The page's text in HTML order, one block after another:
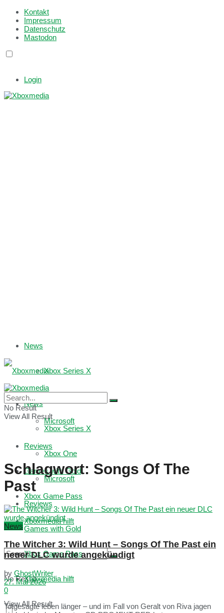
Kontakt
Impressum
Datenschutz
Mastodon
Login
News
Xbox Series X
Microsoft
Reviews
Games with Gold
Xbox Game Pass
Xboxmedia hilft
No Result
View All Result
News
Xbox Series X
Xbox One
Microsoft
Reviews
Games with Gold
Xbox Game Pass
Xboxmedia hilft
No Result
View All Result
Schlagwort: Songs Of The
Past
News
The Witcher 3: Wild Hunt – Songs Of The Past ein
neuer DLC wurde angekündigt
by GhostWriter
27. Mai 2026
0
Totgesagte leben länger – und im Fall von Geralt von Riva jagen